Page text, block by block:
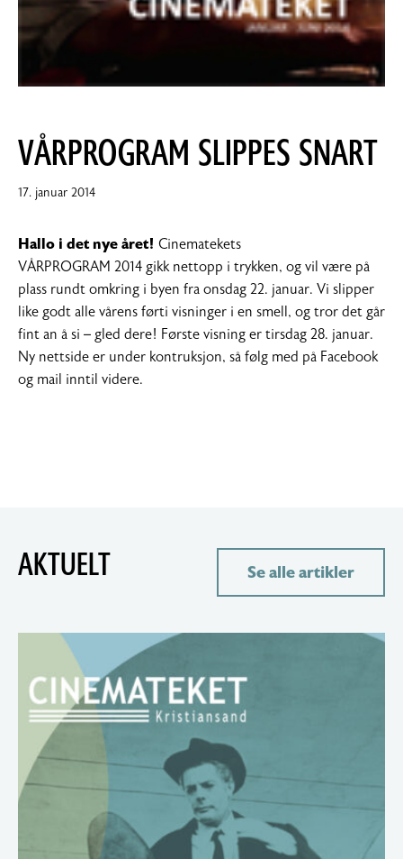
VÅRPROGRAM SLIPPES SNART
17. januar 201418.
Hallo i det nye året! Cinematekets
VÅRPROGRAM 2014 gikk nettopp i trykken, og vil være på
plass rundt omkring i byen fra onsdag 22. januar. Vi slipper
like godt alle vårens førti visninger i en smell, og tror det går
fint an å si – gled dere! Første visning er tirsdag 28. januar.
Ny nettside er under kontruksjon, så følg med på Facebook
og mail inntil videre.
AKTUELT Se alle artikler